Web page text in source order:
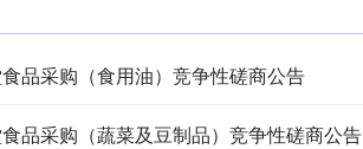
品采购（食用油）竞争性磋商公告
品采购（蔬菜及豆制品）竞争性磋商公告